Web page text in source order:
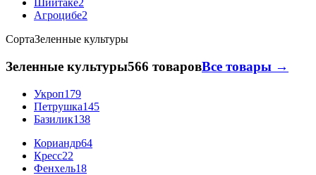
Шиитаке2
Агроцибе2
СортаЗеленные культуры
Зеленные культуры566 товаровВсе товары →
Укроп179
Петрушка145
Базилик138
Кориандр64
Кресс22
Фенхель18